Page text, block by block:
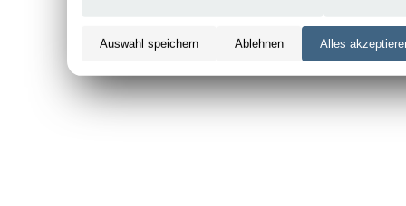
Auswahl speichern Ablehnen Alles